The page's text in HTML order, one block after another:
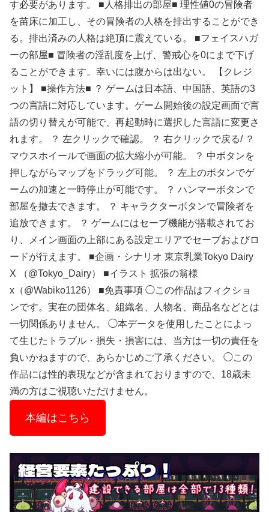
す必要があります。 ■人格排出の部屋■ 理性値0の冒険者
を苗床に加工し、その冒険者の人格を排出することができ
る。排出済みの人格は絶頂に震えている。 ■フェイスハガ
ーの部屋■ 冒険者の淫乱度を上げ、警戒心を0にまで下げ
ることができます。幸いには腹からは出ない。 【クレジ
ット】 ■操作方法■ ？ ゲームは日本語、中国語、英語の3
つの言語に対応しています。ゲーム開始後の設定画面で言
語の切り替えが可能で、再起動時に選択した言語に変更さ
れます。 ？ 左クリックで確認。 ？ 右クリックで戻る/ ？
マウスホイールで画面の拡大縮小が可能。 ？ 中ボタンを
押しながらマップをドラッグ可能。 ？ 左上のボタンでゲ
ームの加速と一時停止が可能です。 ？ ハンマーボタンで
部屋を撤去できます。 ？ キャラクターボタンで冒険者を
追放できます。 ？ ゲームにはセーブ機能が搭載されてお
り、メイン画面の上部にある設定エリアでセーブおよびロ
ードが行えます。 ■企画・シナリオ 東京乳業Tokyo Dairy
X （@Tokyo_Dairy） ■イラスト 拡張の翁様
x（@Wabiko1126） ■免責事項 ◯この作品はフィクショ
ンです。実在の団体名、組織名、人物名、商品名などとは
一切関係ありません。 ◯本データを使用したことによっ
て生じたトラブル・損失・損害には、当方は一切の責任を
負いかねますので、あらかじめご了承ください。 ◯この
作品には性的表現などが含まれておりますので、18歳未
満の方はご視聴いただけません。
本編はこちら